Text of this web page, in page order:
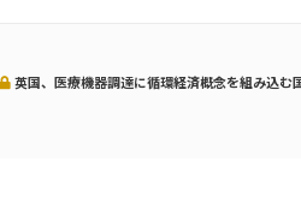
英国、医療機器調達に循環経済概念を組み込む